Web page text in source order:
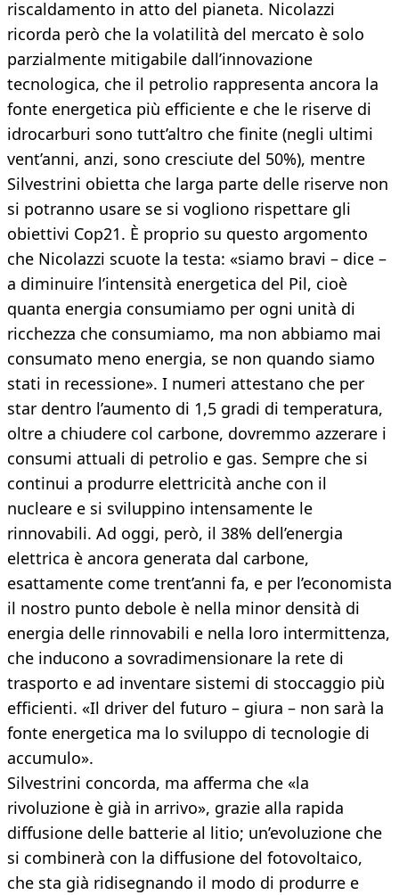
riscaldamento in atto del pianeta. Nicolazzi
ricorda però che la volatilità del mercato è solo
parzialmente mitigabile dall’innovazione
tecnologica, che il petrolio rappresenta ancora la
fonte energetica più efficiente e che le riserve di
idrocarburi sono tutt’altro che finite (negli ultimi
vent’anni, anzi, sono cresciute del 50%), mentre
Silvestrini obietta che larga parte delle riserve non
si potranno usare se si vogliono rispettare gli
obiettivi Cop21. È proprio su questo argomento
che Nicolazzi scuote la testa: «siamo bravi – dice –
a diminuire l’intensità energetica del Pil, cioè
quanta energia consumiamo per ogni unità di
ricchezza che consumiamo, ma non abbiamo mai
consumato meno energia, se non quando siamo
stati in recessione». I numeri attestano che per
star dentro l’aumento di 1,5 gradi di temperatura,
oltre a chiudere col carbone, dovremmo azzerare i
consumi attuali di petrolio e gas. Sempre che si
continui a produrre elettricità anche con il
nucleare e si sviluppino intensamente le
rinnovabili. Ad oggi, però, il 38% dell’energia
elettrica è ancora generata dal carbone,
esattamente come trent’anni fa, e per l’economista
il nostro punto debole è nella minor densità di
energia delle rinnovabili e nella loro intermittenza,
che inducono a sovradimensionare la rete di
trasporto e ad inventare sistemi di stoccaggio più
efficienti. «Il driver del futuro – giura – non sarà la
fonte energetica ma lo sviluppo di tecnologie di
accumulo».
Silvestrini concorda, ma afferma che «la
rivoluzione è già in arrivo», grazie alla rapida
diffusione delle batterie al litio; un’evoluzione che
si combinerà con la diffusione del fotovoltaico,
che sta già ridisegnando il modo di produrre e